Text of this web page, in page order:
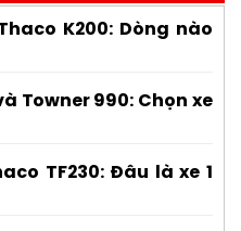
K200: Dòng nào
Towner 990: Chọn xe
TF230: Đâu là xe 1